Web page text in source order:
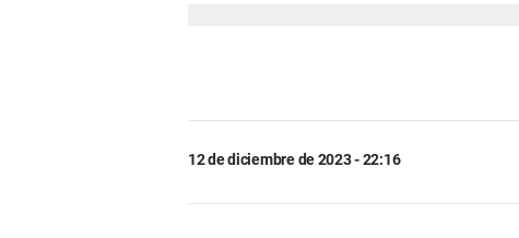
12 de diciembre de 2023 - 22:16